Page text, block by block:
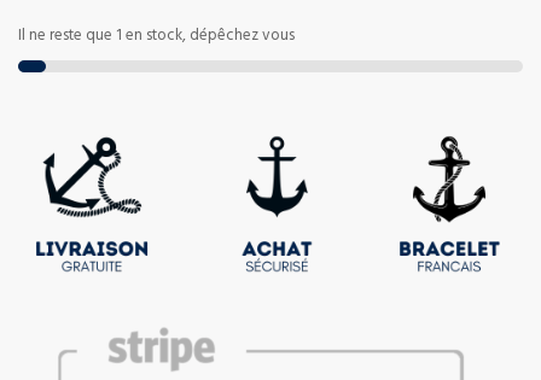
Il ne reste que 1 en stock, dépêchez vous